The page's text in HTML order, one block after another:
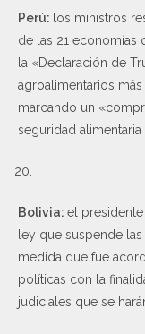
Perú: los ministros
de las 21 economías
la «Declaración de
agroalimentarios
marcando un
seguridad alimentaria
Bolivia: el
ley que suspende
medida que fue
políticas con la
judiciales que se